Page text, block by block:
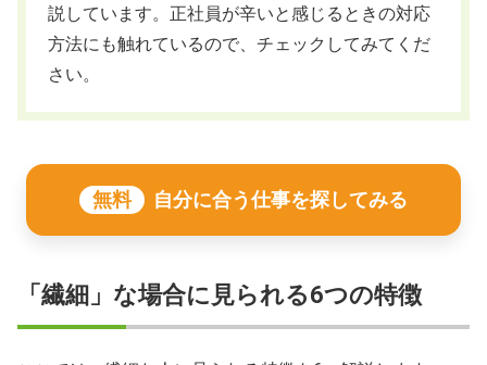
説しています。正社員が辛いと感じるときの対応
方法にも触れているので、チェックしてみてくだ
さい。
無料 自分に合う仕事を探してみる
「繊細」な場合に見られる6つの特徴